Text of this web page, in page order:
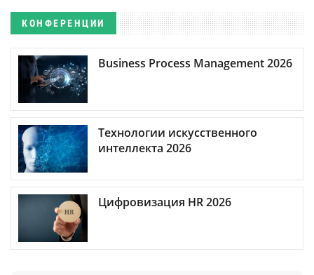
КОНФЕРЕНЦИИ
Business Process Management 2026
Технологии искусственного
интеллекта 2026
Цифровизация HR 2026